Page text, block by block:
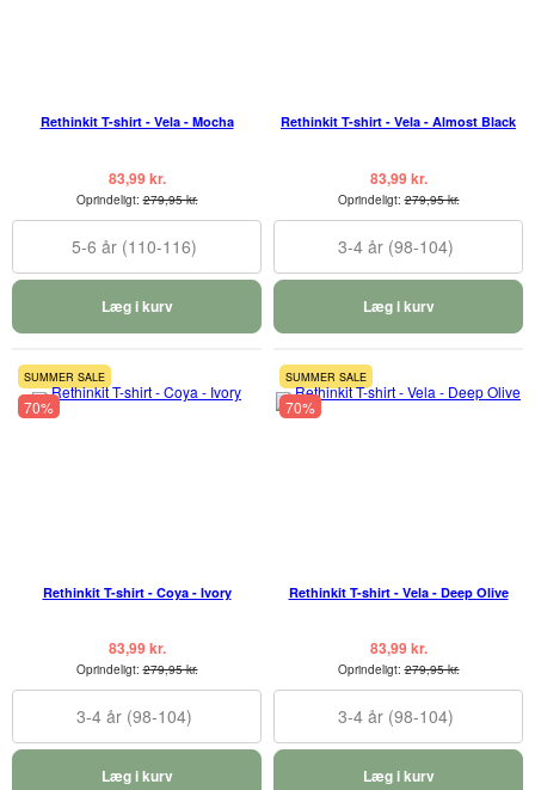
Rethinkit T-shirt - Vela - Mocha
83,99 kr.
Oprindeligt:279,95 kr.
5-6 år (110-116)
Læg i kurv
Rethinkit T-shirt - Vela - Almost Black
83,99 kr.
Oprindeligt:279,95 kr.
3-4 år (98-104)
Læg i kurv
SUMMER SALE
70%
Rethinkit T-shirt - Coya - Ivory
83,99 kr.
Oprindeligt:279,95 kr.
3-4 år (98-104)
Læg i kurv
SUMMER SALE
70%
Rethinkit T-shirt - Vela - Deep Olive
83,99 kr.
Oprindeligt:279,95 kr.
3-4 år (98-104)
Læg i kurv